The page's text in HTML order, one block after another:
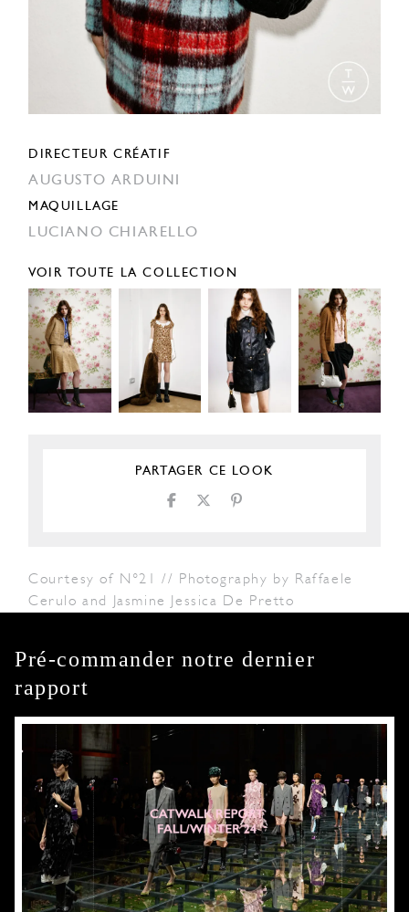
DIRECTEUR CRÉATIF
AUGUSTO ARDUINI
MAQUILLAGE
LUCIANO CHIARELLO
VOIR TOUTE LA COLLECTION
PARTAGER CE LOOK
Courtesy of N°21 // Photography by Raffaele
Cerulo and Jasmine Jessica De Pretto
Pré-commander notre dernier
rapport